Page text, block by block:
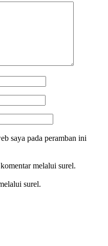
saya pada peramban ini
melalui surel.
surel.